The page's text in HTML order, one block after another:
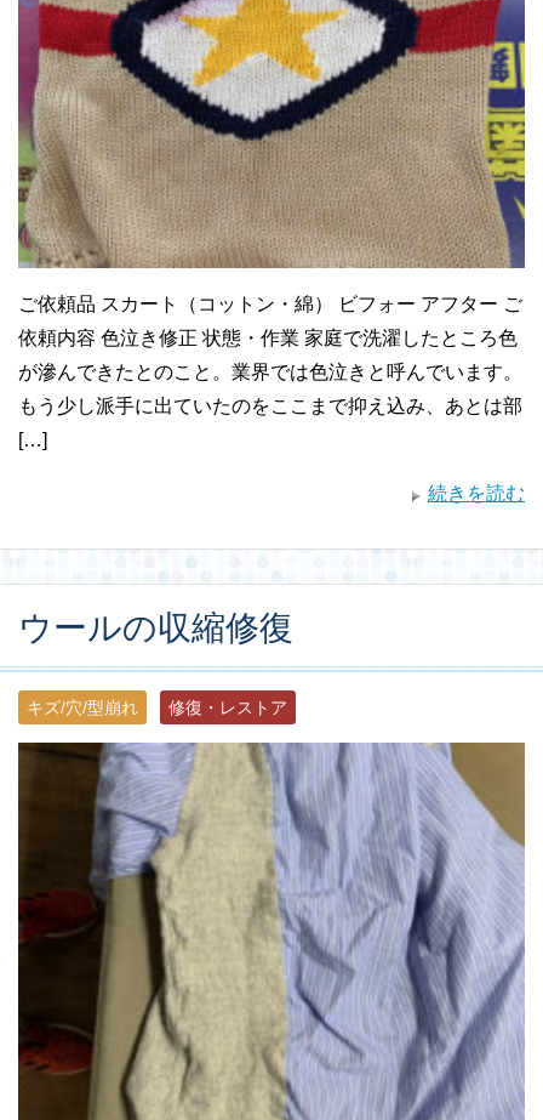
ご依頼品 スカート（コットン・綿） ビフォー アフター ご
依頼内容 色泣き修正 状態・作業 家庭で洗濯したところ色
が滲んできたとのこと。業界では色泣きと呼んでいます。
もう少し派手に出ていたのをここまで抑え込み、あとは部
[…]
続きを読む
ウールの収縮修復
キズ/穴/型崩れ 修復・レストア